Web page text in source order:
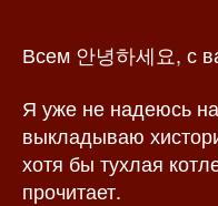
з
п
и
с
и
Всем 안녕하세요, с
Я уже не надеюсь
выкладываю
хотя бы тухлая
прочитает.